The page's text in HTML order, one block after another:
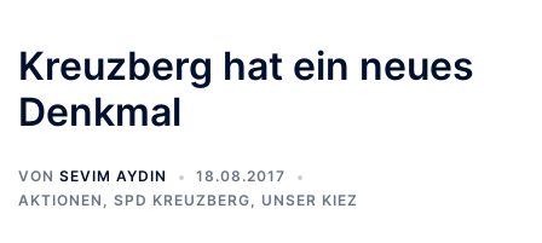
Kreuzberg hat ein neues
Denkmal
VON SEVIM AYDIN
18.08.2017
AKTIONEN , SPD KREUZBERG, UNSER KIEZ